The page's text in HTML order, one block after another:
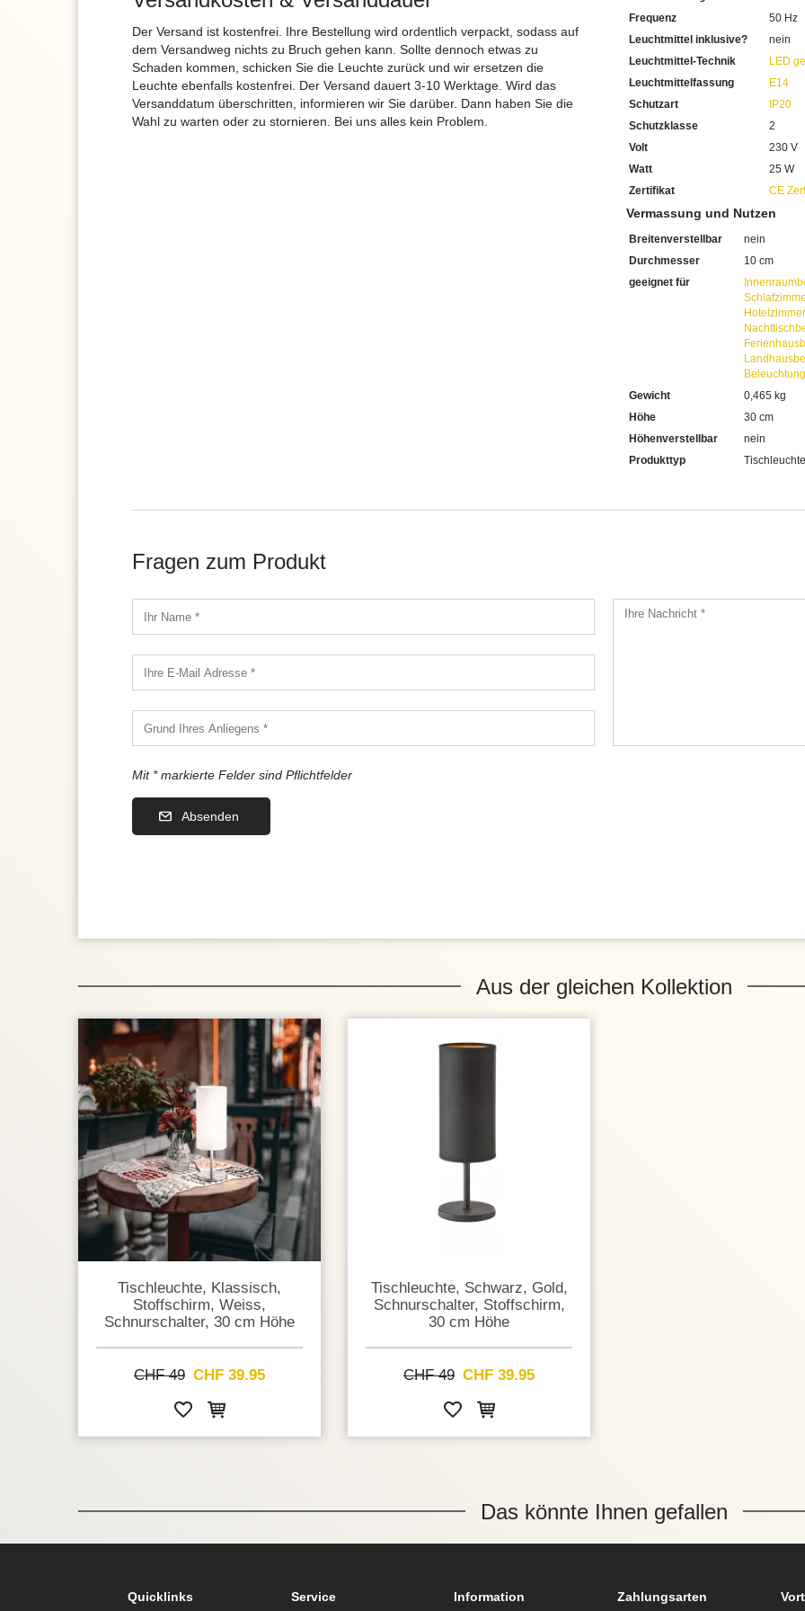
Mit einem Durchmesser
Integriert ist die
Für den Lichtbetrieb
Wir empfehlen Ihnen die
Sparen Sie täglich sehr
Bei uns im Sortiment
Mit LED-Technik erreichen
Sie haben bei uns 5 Jahre
Bei Fragen, kontaktieren
Wir freuen uns auf Ihre
Der Versand ist kostenfrei. Ihre Bestellung wird ordentlich verpackt, sodass auf
dem Versandweg nichts zu Bruch gehen kann. Sollte dennoch etwas zu
Schaden kommen, schicken Sie die Leuchte zurück und wir ersetzen die
Leuchte ebenfalls kostenfrei. Der Versand dauert 3-10 Werktage. Wird das
Versanddatum überschritten, informieren wir Sie darüber. Dann haben Sie die
Wahl zu warten oder zu stornieren. Bei uns alles kein Problem.
Frequenz
50 Hz
Leuchtmittel inklusive?
nein
Leuchtmittel-Technik
LED
Leuchtmittelfassung
E14
Schutzart
IP20
Schutzklasse
2
Volt
230 V
Watt
25 W
Zertifikat
CE
Vermassung und Nutzen
Breitenverstellbar
nein
Durchmesser
10 cm
geeignet für
Beleuchtung
Gewicht
0,465 kg
Höhe
30 cm
Höhenverstellbar
nein
Produkttyp
Tischleuchte
Fragen zum Produkt
Mit * markierte Felder sind Pflichtfelder
Absenden
Aus der gleichen Kollektion
Tischleuchte, Klassisch,
Stoffschirm, Weiss,
Schnurschalter, 30 cm Höhe
CHF 49 CHF 39.95
Tischleuchte, Schwarz, Gold,
Schnurschalter, Stoffschirm,
30 cm Höhe
CHF 49 CHF 39.95
Das könnte Ihnen gefallen
Quicklinks Service Information Zahlungsarten